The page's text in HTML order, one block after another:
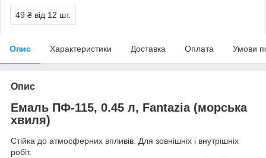
49 ₴ від 12 шт.
Опис Характеристики Доставка Оплата Умови
Опис
Емаль ПФ-115, 0.45 л, Fantazia (морська
хвиля)
Стійка до атмосферних впливів. Для зовнішніх і внутрішніх
робіт.